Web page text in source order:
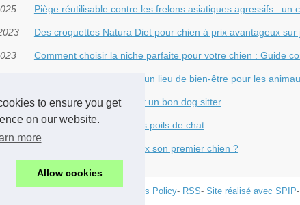
to ensure you get
on our website.
more
Allow cookies
Piège réutilisable contre les frelons asiatiques agressifs : un
Des croquettes Natura Diet pour chien à prix avantageux
Comment choisir la niche parfaite pour votre chien : Guide
L'animalerie à Bayonne : un lieu de bien-être pour les
Tout savoir sur ce que fait un bon dog sitter
Comment en finir avec les poils de chat
Comment choisir au mieux son premier chien ?
Cookies Policy- RSS- Site réalisé avec SPIP-